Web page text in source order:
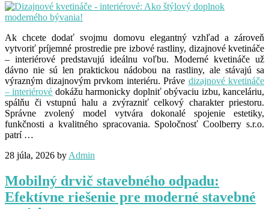
Ak chcete dodať svojmu domovu elegantný vzhľad a zároveň
vytvoriť príjemné prostredie pre izbové rastliny, dizajnové kvetináče
– interiérové predstavujú ideálnu voľbu. Moderné kvetináče už
dávno nie sú len praktickou nádobou na rastliny, ale stávajú sa
výrazným dizajnovým prvkom interiéru. Práve dizajnové kvetináče
– interiérové dokážu harmonicky doplniť obývaciu izbu, kanceláriu,
spálňu či vstupnú halu a zvýrazniť celkový charakter priestoru.
Správne zvolený model vytvára dokonalé spojenie estetiky,
funkčnosti a kvalitného spracovania. Spoločnosť Coolberry s.r.o.
patrí …
28 júla, 2026 by Admin
Mobilný drvič stavebného odpadu:
Efektívne riešenie pre moderné stavebné